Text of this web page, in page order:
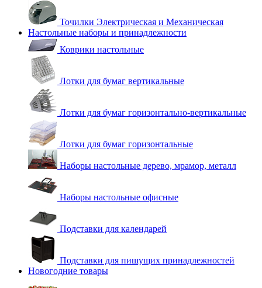
Точилки Электрическая и Механическая
Настольные наборы и принадлежности
Коврики настольные
Лотки для бумаг вертикальные
Лотки для бумаг горизонтально-вертикальные
Лотки для бумаг горизонтальные
Наборы настольные дерево, мрамор, металл
Наборы настольные офисные
Подставки для календарей
Подставки для пишущих принадлежностей
Новогодние товары